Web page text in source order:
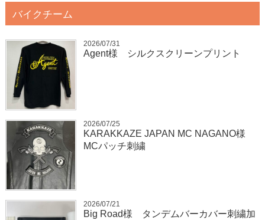
バイクチーム
2026/07/31
Agent様 シルクスクリーンプリント
2026/07/25
KARAKKAZE JAPAN MC NAGANO様
MCパッチ刺繍
2026/07/21
Big Road様 タンデムバーカバー刺繍加